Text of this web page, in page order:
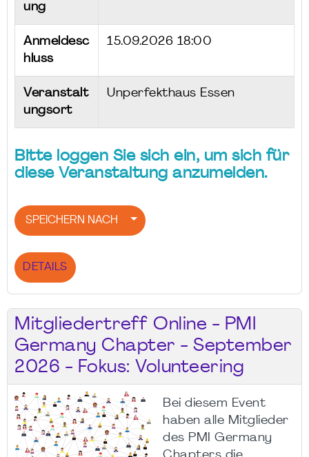
ung
Anmeldesc
hluss
15.09.2026 18:00
Veranstalt
ungsort
Unperfekthaus Essen
Bitte loggen Sie sich ein, um sich für
diese Veranstaltung anzumelden.
SPEICHERN NACH
DETAILS
Mitgliedertreff Online - PMI
Germany Chapter - September
2026 - Fokus: Volunteering
Bei diesem Event
haben alle Mitglieder
des PMI Germany